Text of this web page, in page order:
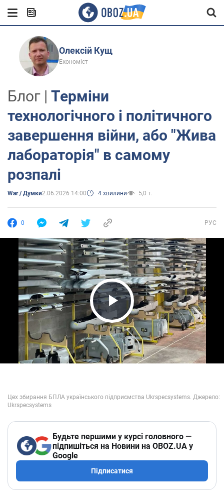
Олексій Кущ
Економіст
Блог | Терміни
технологічного і політичного
завершення війни, або "Жива
лабораторія" в самому
розпалі
War / Думки2.06.2026 14:00 4 хвилини 5,0 т.
0 РУС
Play Video
Будьте першими у курсі головного —
підпишіться на Новини на OBOZ.UA у
Google
Підписатися